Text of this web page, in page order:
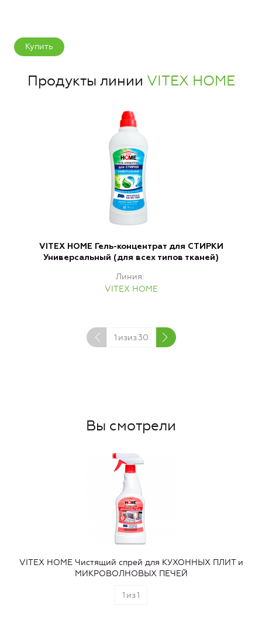
Купить
Продукты линии VITEX HOME
VITEX HOME Гель-концентрат для СТИРКИ
Универсальный (для всех типов тканей)
Линия
VITEX HOME
1 изиз30
Вы смотрели
VITEX HOME Чистящий спрей для КУХОННЫХ ПЛИТ и
МИКРОВОЛНОВЫХ ПЕЧЕЙ
1 из1